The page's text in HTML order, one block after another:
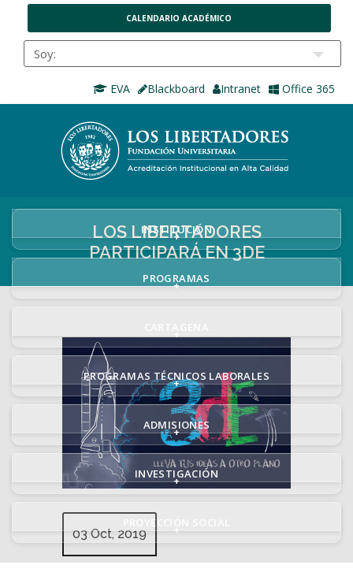
CALENDARIO ACADÉMICO
EVA Blackboard Intranet Office 365
INSTITUCIÓN
+
PROGRAMAS
+
+
PROGRAMAS TÉCNICOS LABORALES
+
ADMISIONES
+
INVESTIGACIÓN
+
PROYECCIÓN SOCIAL
+
LOS LIBERTADORES
PARTICIPARÁ EN 3DE
03 Oct, 2019